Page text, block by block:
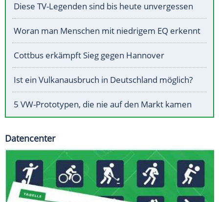
Diese TV-Legenden sind bis heute unvergessen
Woran man Menschen mit niedrigem EQ erkennt
Cottbus erkämpft Sieg gegen Hannover
Ist ein Vulkanausbruch in Deutschland möglich?
5 VW-Prototypen, die nie auf den Markt kamen
Datencenter